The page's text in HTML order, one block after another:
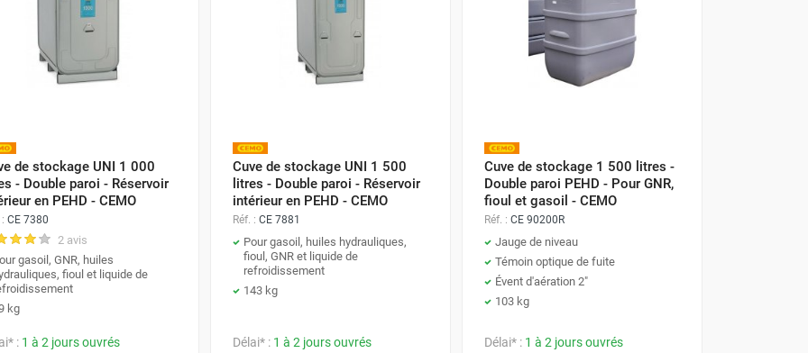
de stockage UNI 1 000
- Double paroi - Réservoir
en PEHD - CEMO
CE 7380
2 avis
gasoil, GNR, huiles
fioul et liquide de
kg
: 1 à 2 jours ouvrés
Cuve de stockage UNI 1 500
litres - Double paroi - Réservoir
intérieur en PEHD - CEMO
Réf. : CE 7881
Pour gasoil, huiles hydrauliques,
fioul, GNR et liquide de
refroidissement
143 kg
Délai* : 1 à 2 jours ouvrés
Cuve de stockage 1 500 litres -
Double paroi PEHD - Pour GNR,
fioul et gasoil - CEMO
Réf. : CE 90200R
Jauge de niveau
Témoin optique de fuite
Évent d'aération 2"
103 kg
Délai* : 1 à 2 jours ouvrés